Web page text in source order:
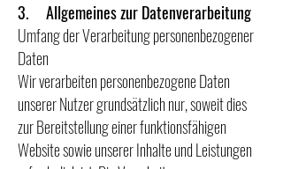
3. Allgemeines zur Datenverarbeitung
Umfang der Verarbeitung personenbezogener
Daten
Wir verarbeiten personenbezogene Daten
unserer Nutzer grundsätzlich nur, soweit dies
zur Bereitstellung einer funktionsfähigen
Website sowie unserer Inhalte und Leistungen